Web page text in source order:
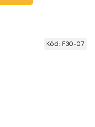
Kód: F30-07